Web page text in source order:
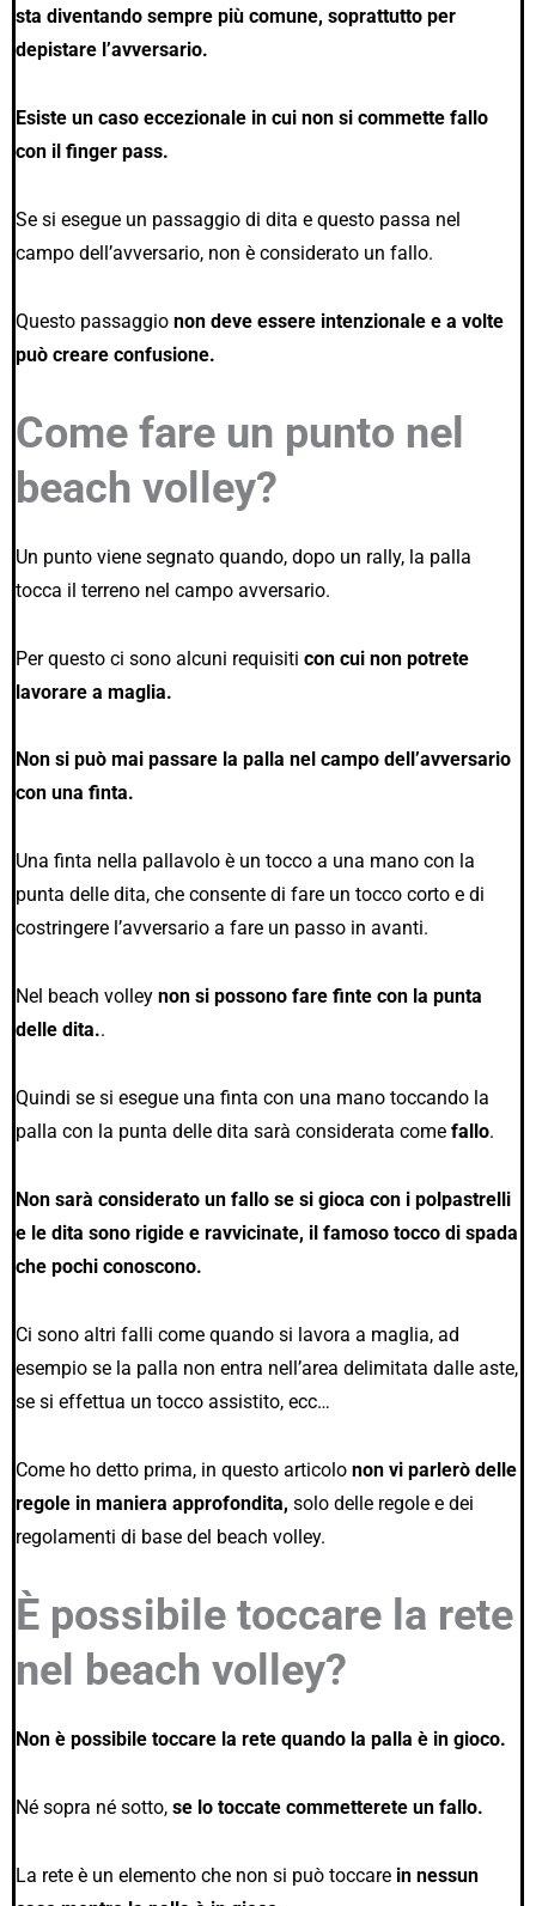
sta diventando sempre più comune, soprattutto per
depistare l’avversario.
Esiste un caso eccezionale in cui non si commette fallo
con il finger pass.
Se si esegue un passaggio di dita e questo passa nel
campo dell’avversario, non è considerato un fallo.
Questo passaggio non deve essere intenzionale e a volte
può creare confusione.
Come fare un punto nel
beach volley?
Un punto viene segnato quando, dopo un rally, la palla
tocca il terreno nel campo avversario.
Per questo ci sono alcuni requisiti con cui non potrete
lavorare a maglia.
Non si può mai passare la palla nel campo dell’avversario
con una finta.
Una finta nella pallavolo è un tocco a una mano con la
punta delle dita, che consente di fare un tocco corto e di
costringere l’avversario a fare un passo in avanti.
Nel beach volley non si possono fare finte con la punta
delle dita..
Quindi se si esegue una finta con una mano toccando la
palla con la punta delle dita sarà considerata come fallo.
Non sarà considerato un fallo se si gioca con i polpastrelli
e le dita sono rigide e ravvicinate, il famoso tocco di spada
che pochi conoscono.
Ci sono altri falli come quando si lavora a maglia, ad
esempio se la palla non entra nell’area delimitata dalle aste,
se si effettua un tocco assistito, ecc…
Come ho detto prima, in questo articolo non vi parlerò delle
regole in maniera approfondita, solo delle regole e dei
regolamenti di base del beach volley.
È possibile toccare la rete
nel beach volley?
Non è possibile toccare la rete quando la palla è in gioco.
Né sopra né sotto, se lo toccate commetterete un fallo.
La rete è un elemento che non si può toccare in nessun